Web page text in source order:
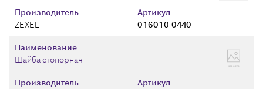
Производитель
ZEXEL
Артикул
016010-0440
Производитель
Артикул
Наименование
Шайба стопорная